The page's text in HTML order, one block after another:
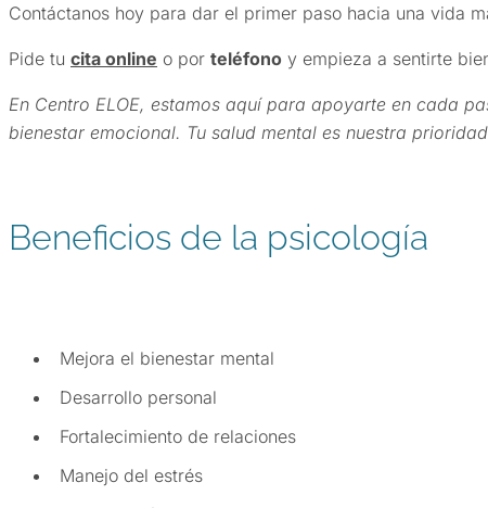
Contáctanos hoy para dar el primer paso hacia una vida
Pide tu cita online o por teléfono y empieza a sentirte
En Centro ELOE, estamos aquí para apoyarte en cada
bienestar emocional. Tu salud mental es nuestra
Beneficios de la psicología
Mejora el bienestar mental
Desarrollo personal
Fortalecimiento de relaciones
Manejo del estrés